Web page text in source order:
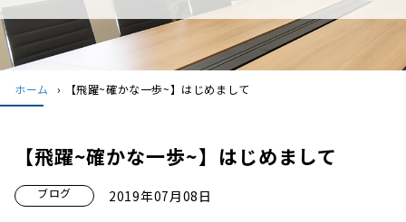
ホーム › 【飛躍~確かな一歩~】はじめまして
【飛躍~確かな一歩~】はじめまして
ブログ
2019年07月08日